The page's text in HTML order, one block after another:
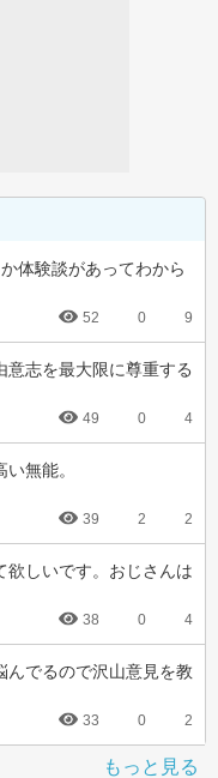
体験談があってわから
52 0 9
志を最大限に尊重する
49 0 4
無能。
39 2 2
欲しいです。おじさんは
38 0 4
んでるので沢山意見を教
33 0 2
もっと見る